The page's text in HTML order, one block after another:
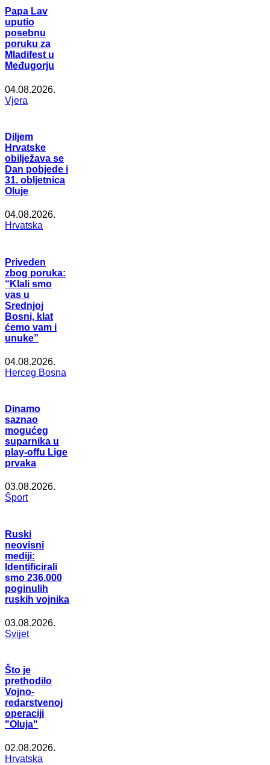
Papa Lav
uputio
posebnu
poruku za
Mladifest u
Međugorju
04.08.2026.
Vjera
Diljem
Hrvatske
obilježava se
Dan pobjede i
31. obljetnica
Oluje
04.08.2026.
Hrvatska
Priveden
zbog poruka:
“Klali smo
vas u
Srednjoj
Bosni, klat
ćemo vam i
unuke”
04.08.2026.
Herceg Bosna
Dinamo
saznao
mogućeg
suparnika u
play-offu Lige
prvaka
03.08.2026.
Šport
Ruski
neovisni
mediji:
Identificirali
smo 236.000
poginulih
ruskih vojnika
03.08.2026.
Svijet
Što je
prethodilo
Vojno-
redarstvenoj
operaciji
"Oluja"
02.08.2026.
Hrvatska